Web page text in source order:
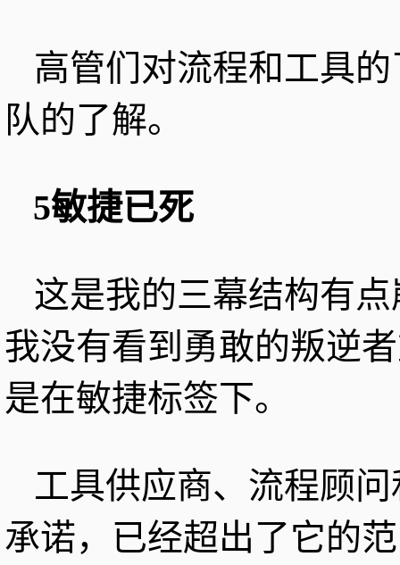
高管们对流程和工具
队的了解。
5敏捷已死
这是我的三幕结构有
我没有看到勇敢的叛逆
是在敏捷标签下。
工具供应商、流程顾
承诺，已经超出了它的